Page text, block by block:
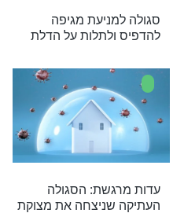
מסיכה - מונעים